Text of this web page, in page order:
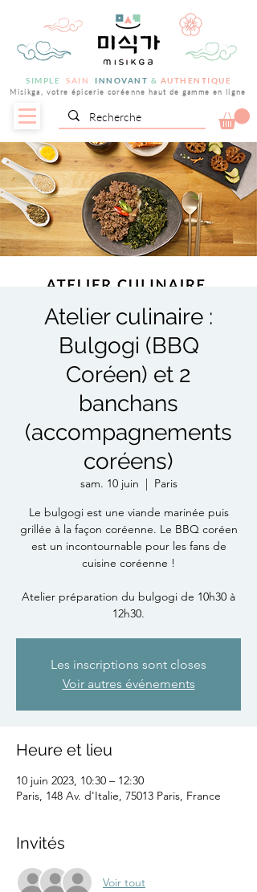
SIMPLE SAIN INNOVANT & AUTHENTIQUE
Misikga, votre épicerie coréenne haut de gamme en ligne
Atelier culinaire :
Bulgogi (BBQ
Coréen) et 2
banchans
(accompagnements
coréens)
sam. 10 juin
  |
Paris
Le bulgogi est une viande marinée puis
grillée à la façon coréenne. Le BBQ coréen
est un incontournable pour les fans de
cuisine coréenne !
Atelier préparation du bulgogi de 10h30 à
12h30.
Les inscriptions sont closes
Voir autres événements
Heure et lieu
10 juin 2023, 10:30 – 12:30
Paris, 148 Av. d'Italie, 75013 Paris, France
Invités
Voir tout